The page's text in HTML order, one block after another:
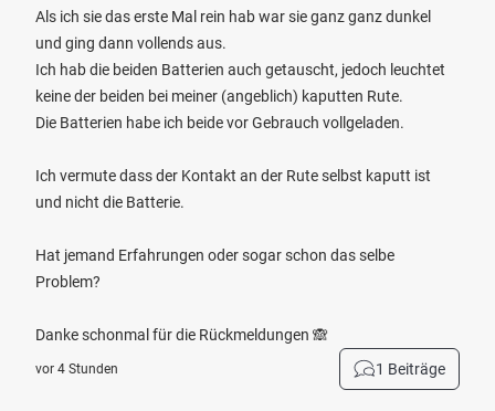
Als ich sie das erste Mal rein hab war sie ganz ganz dunkel
und ging dann vollends aus.
Ich hab die beiden Batterien auch getauscht, jedoch leuchtet
keine der beiden bei meiner (angeblich) kaputten Rute.
Die Batterien habe ich beide vor Gebrauch vollgeladen.
Ich vermute dass der Kontakt an der Rute selbst kaputt ist
und nicht die Batterie.
Hat jemand Erfahrungen oder sogar schon das selbe
Problem?
Danke schonmal für die Rückmeldungen 🙈
vor 4 Stunden 1 Beiträge